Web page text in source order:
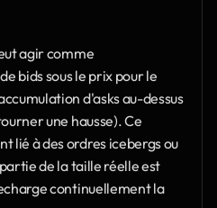
agir comme
bids sous le prix pour le
d'asks au-dessus
une hausse). Ce
lié à des ordres icebergs ou
de la taille réelle est
continuellement la